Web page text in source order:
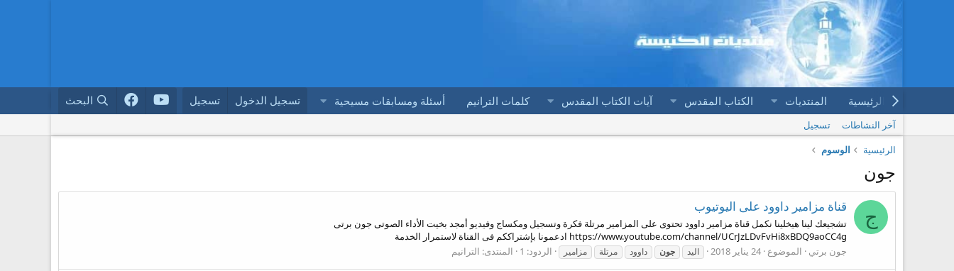
الرئيسية المنتديات الكتاب المقدس آيات الكتاب المقدس كلمات الترانيم أسئلة ومسابقات مسيحية تسجيل الدخول تسجيل البحث
آخر النشاطات
تسجيل
الرئيسية
الوسوم
جون
ج قناة مزامير داوود على اليوتيوب
تشجيعك لينا هيخلينا نكمل قناة مزامير داوود تحتوى على المزامير مرتلة فكرة وتسجيل ومكساج وفيديو أمجد بخيت الأداء الصوتى جون برتى
https://www.youtube.com/channel/UCrJzLDvFvHi8xBDQ9aoCC4g ادعمونا بإشتراككم فى القناة لاستمرار الخدمة
جون برتي
الموضوع 24 يناير 2018 اليد جون داوود مرتلة مزامير الردود: 1 المنتدى: الترانيم